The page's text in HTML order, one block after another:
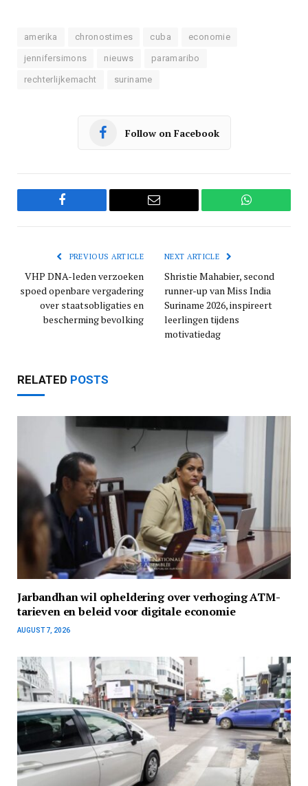
amerika chronostimes cuba economie
jennifersimons nieuws paramaribo
rechterlijkemacht suriname
Follow on Facebook
Facebook Email WhatsApp
PREVIOUS ARTICLE
VHP DNA-leden verzoeken
spoed openbare vergadering
over staatsobligaties en
bescherming bevolking
NEXT ARTICLE
Shristie Mahabier, second
runner-up van Miss India
Suriname 2026, inspireert
leerlingen tijdens
motivatiedag
RELATED POSTS
Jarbandhan wil opheldering over verhoging ATM-
tarieven en beleid voor digitale economie
AUGUST 7, 2026